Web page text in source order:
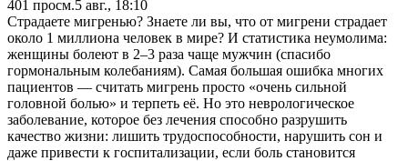
401 просм.5 авг., 18:10
Страдаете мигренью? Знаете ли вы, что от мигрени страдает
около 1 миллиона человек в мире? И статистика неумолима:
женщины болеют в 2–3 раза чаще мужчин (спасибо
гормональным колебаниям). Самая большая ошибка многих
пациентов — считать мигрень просто «очень сильной
головной болью» и терпеть её. Но это неврологическое
заболевание, которое без лечения способно разрушить
качество жизни: лишить трудоспособности, нарушить сон и
даже привести к госпитализации, если боль становится